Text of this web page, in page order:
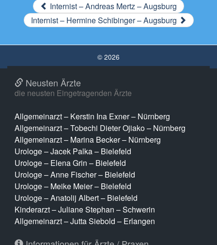
Internist – Andreas Mertz – Augsburg
Internist – Hermine Schibinger – Augsburg
© 2026
Neusten Ärzte
die neusten Eingetragenden Ärzte
Allgemeinarzt – Kerstin Ina Exner – Nürnberg
Allgemeinarzt – Tobechi Dieter Ojiako – Nürnberg
Allgemeinarzt – Marina Becker – Nürnberg
Urologe – Jacek Palka – Bielefeld
Urologe – Elena Grin – Bielefeld
Urologe – Anne Fischer – Bielefeld
Urologe – Meike Meier – Bielefeld
Urologe – Anatolij Albert – Bielefeld
Kinderarzt – Juliane Stephan – Schwerin
Allgemeinarzt – Jutta Siebold – Erlangen